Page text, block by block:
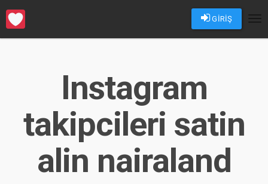
GİRİŞ
Instagram
takipcileri satin
alin nairaland